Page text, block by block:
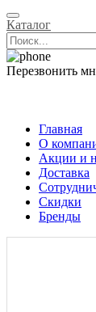
Каталог
Перезвонить
Главная
О
Акции и
Доставка
Скидки
Бренды